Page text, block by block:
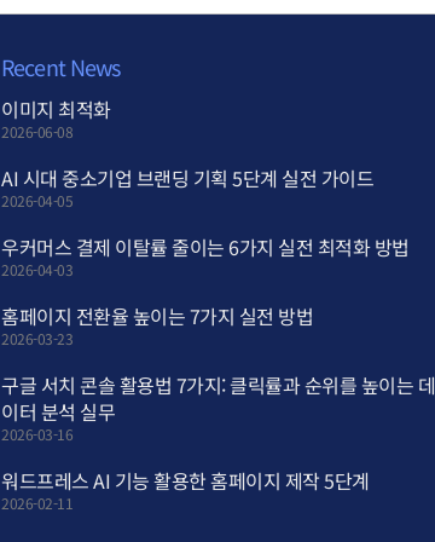
Recent News
이미지 최적화
2026-06-08
AI 시대 중소기업 브랜딩 기획 5단계 실전 가이드
2026-04-05
우커머스 결제 이탈률 줄이는 6가지 실전 최적화 방법
2026-04-03
홈페이지 전환율 높이는 7가지 실전 방법
2026-03-23
구글 서치 콘솔 활용법 7가지: 클릭률과 순위를 높이는 데
이터 분석 실무
2026-03-16
워드프레스 AI 기능 활용한 홈페이지 제작 5단계
2026-02-11